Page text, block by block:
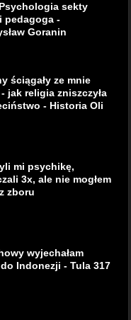
sekty
pedagoga -
Goranin
ściągały ze mnie
- jak religia zniszczyła
- Historia Oli
mi psychikę,
3x, ale nie mogłem
zboru
wyjechałam
Indonezji - Tula 317